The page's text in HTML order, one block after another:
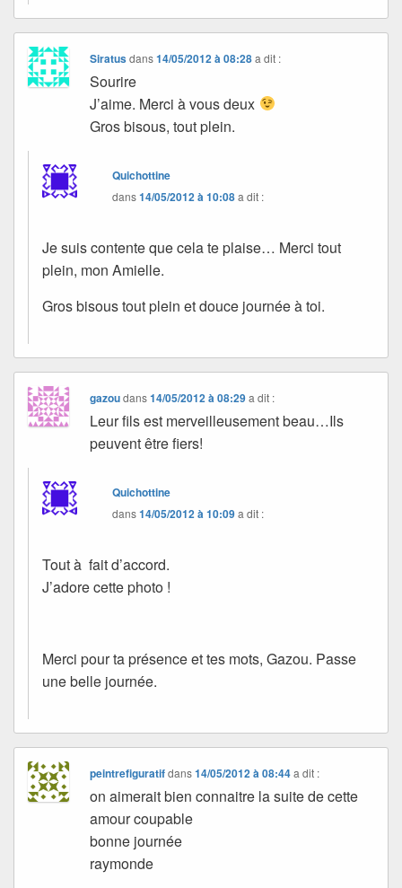
Siratusdans14/05/2012 à 08:28 a dit :
Sourire
J’aime. Merci à vous deux
Gros bisous, tout plein.
Quichottine
dans14/05/2012 à 10:08a dit :
Je suis contente que cela te plaise… Merci tout
plein, mon Amielle.
Gros bisous tout plein et douce journée à toi.
gazoudans14/05/2012 à 08:29 a dit :
Leur fils est merveilleusement beau…Ils
peuvent être fiers!
Quichottine
dans14/05/2012 à 10:09a dit :
Tout à fait d’accord.
J’adore cette photo !
Merci pour ta présence et tes mots, Gazou. Passe
une belle journée.
peintrefiguratifdans14/05/2012 à 08:44 a dit :
on aimerait bien connaitre la suite de cette
amour coupable
bonne journée
raymonde